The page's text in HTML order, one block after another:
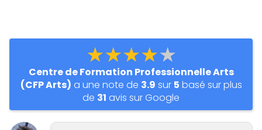
★★★★★
Centre de Formation Professionnelle Arts
(CFP Arts) a une note de 3.9 sur 5 basé sur plus
de 31 avis sur Google